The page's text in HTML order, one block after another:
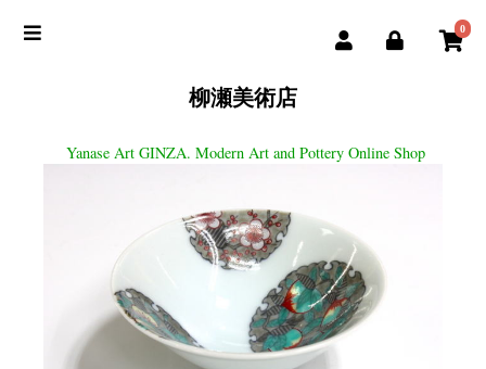
0
柳瀬美術店
Yanase Art GINZA. Modern Art and Pottery Online Shop